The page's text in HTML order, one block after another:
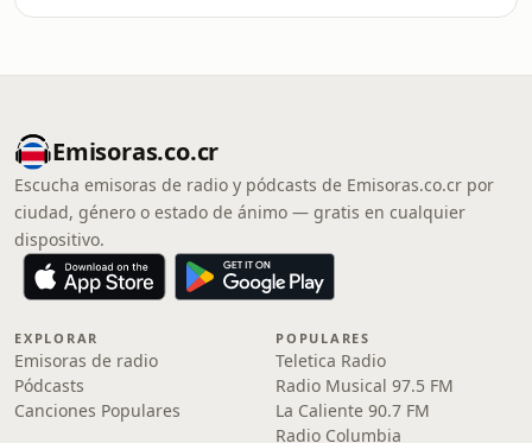
Emisoras.co.cr
Escucha emisoras de radio y pódcasts de Emisoras.co.cr por
ciudad, género o estado de ánimo — gratis en cualquier
dispositivo.
EXPLORAR
Emisoras de radio
Pódcasts
Canciones Populares
POPULARES
Teletica Radio
Radio Musical 97.5 FM
La Caliente 90.7 FM
Radio Columbia